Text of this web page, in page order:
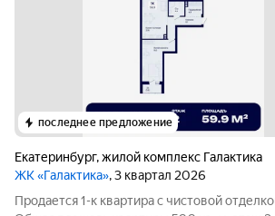
последнее предложение
Екатеринбург,жилой комплекс Галактика
ЖК «Галактика», 3 квартал 2026
Продается 1-к квартира с чистовой